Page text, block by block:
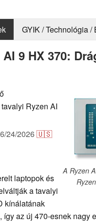
GYIK / Technológia /
9 HX 370:
A Ryzen
Ryzen AI
24/2026🇺🇸
laptopok és
a tavalyi
kínálatának
az új 470-esnek nagy